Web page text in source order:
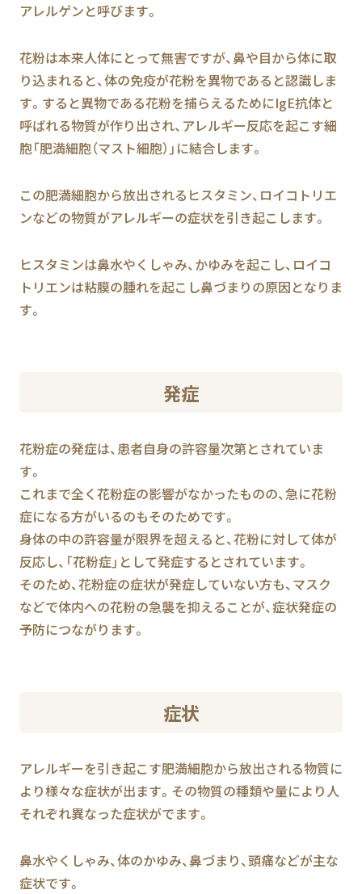
アレルゲンと呼びます。
花粉は本来人体にとって無害ですが、鼻や目から体に取
り込まれると、体の免疫が花粉を異物であると認識しま
す。すると異物である花粉を捕らえるためにIgE抗体と
呼ばれる物質が作り出され、アレルギー反応を起こす細
胞「肥満細胞（マスト細胞）」に結合します。
この肥満細胞から放出されるヒスタミン、ロイコトリエ
ンなどの物質がアレルギーの症状を引き起こします。
ヒスタミンは鼻水やくしゃみ、かゆみを起こし、ロイコ
トリエンは粘膜の腫れを起こし鼻づまりの原因となりま
す。
発症
花粉症の発症は、患者自身の許容量次第とされていま
す。
これまで全く花粉症の影響がなかったものの、急に花粉
症になる方がいるのもそのためです。
身体の中の許容量が限界を超えると、花粉に対して体が
反応し、「花粉症」として発症するとされています。
そのため、花粉症の症状が発症していない方も、マスク
などで体内への花粉の急襲を抑えることが、症状発症の
予防につながります。
症状
アレルギーを引き起こす肥満細胞から放出される物質に
より様々な症状が出ます。その物質の種類や量により人
それぞれ異なった症状がでます。
鼻水やくしゃみ、体のかゆみ、鼻づまり、頭痛などが主な
症状です。